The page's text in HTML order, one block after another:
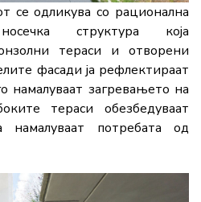
се одликува со рационална
структура која
тераси и отворени
фасади ја рефлектираат
намалуваат загревањето на
тераси обезбедуваат
потребата од